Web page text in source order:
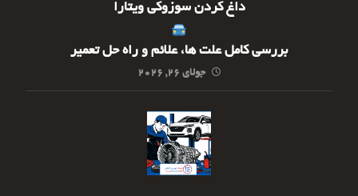
داغ کردن سوزوکی ویتارا
بررسی کامل علت ها، علائم و راه حل تعمیر
جولای ۲۶, ۲۰۲۶